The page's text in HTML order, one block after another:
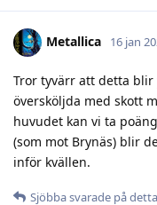
Metallica 16 jan
Tror tyvärr att detta
översköljda med skott
huvudet kan vi ta
(som mot Brynäs) blir
inför kvällen.
Sjöbbasvarade på